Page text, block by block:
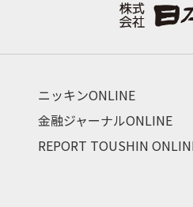
ニッキンONLINE
金融ジャーナルONLINE
REPORT TOUSHIN